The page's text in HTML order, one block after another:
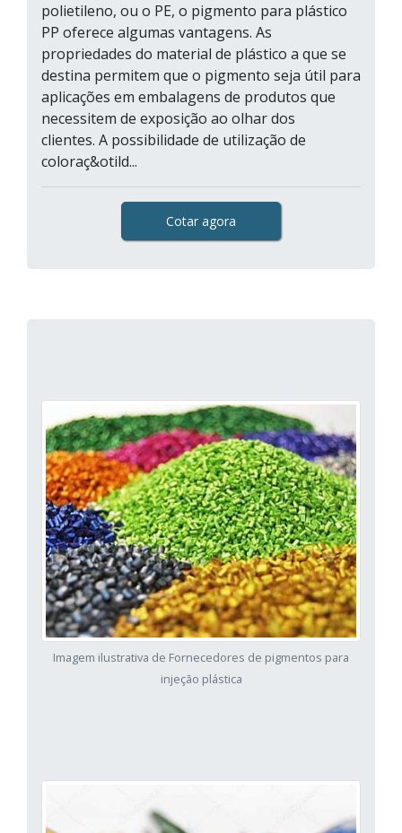
polietileno, ou o PE, o pigmento para plástico
PP oferece algumas vantagens. As
propriedades do material de plástico a que se
destina permitem que o pigmento seja útil para
aplicações em embalagens de produtos que
necessitem de exposição ao olhar dos
clientes. A possibilidade de utilização de
coloraç&otild...
Cotar agora
Imagem ilustrativa de Fornecedores de pigmentos para
injeção plástica